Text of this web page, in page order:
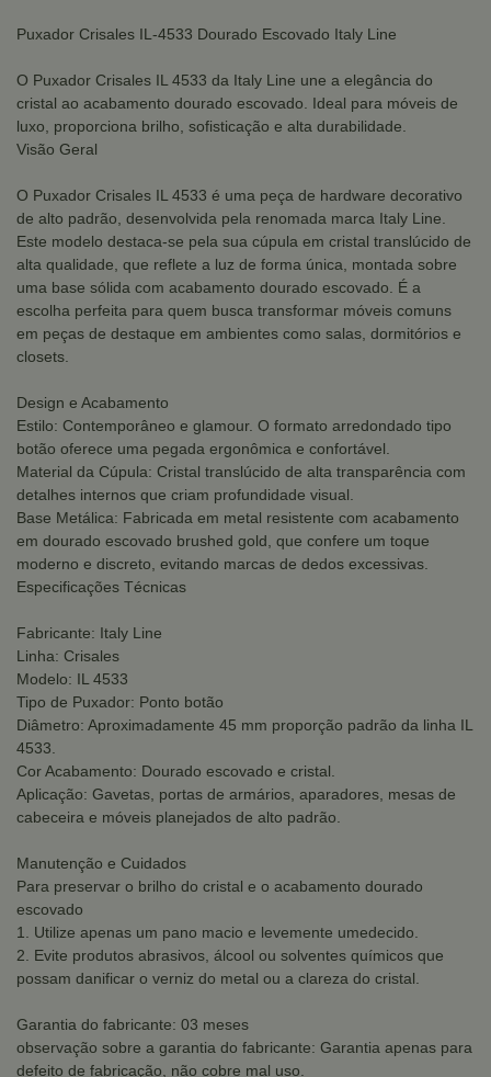
Puxador Crisales IL-4533 Dourado Escovado Italy Line
O Puxador Crisales IL 4533 da Italy Line une a elegância do
cristal ao acabamento dourado escovado. Ideal para móveis de
luxo, proporciona brilho, sofisticação e alta durabilidade.
Visão Geral
O Puxador Crisales IL 4533 é uma peça de hardware decorativo
de alto padrão, desenvolvida pela renomada marca Italy Line.
Este modelo destaca-se pela sua cúpula em cristal translúcido de
alta qualidade, que reflete a luz de forma única, montada sobre
uma base sólida com acabamento dourado escovado. É a
escolha perfeita para quem busca transformar móveis comuns
em peças de destaque em ambientes como salas, dormitórios e
closets.
Design e Acabamento
Estilo: Contemporâneo e glamour. O formato arredondado tipo
botão oferece uma pegada ergonômica e confortável.
Material da Cúpula: Cristal translúcido de alta transparência com
detalhes internos que criam profundidade visual.
Base Metálica: Fabricada em metal resistente com acabamento
em dourado escovado brushed gold, que confere um toque
moderno e discreto, evitando marcas de dedos excessivas.
Especificações Técnicas
Fabricante: Italy Line
Linha: Crisales
Modelo: IL 4533
Tipo de Puxador: Ponto botão
Diâmetro: Aproximadamente 45 mm proporção padrão da linha IL
4533.
Cor Acabamento: Dourado escovado e cristal.
Aplicação: Gavetas, portas de armários, aparadores, mesas de
cabeceira e móveis planejados de alto padrão.
Manutenção e Cuidados
Para preservar o brilho do cristal e o acabamento dourado
escovado
1. Utilize apenas um pano macio e levemente umedecido.
2. Evite produtos abrasivos, álcool ou solventes químicos que
possam danificar o verniz do metal ou a clareza do cristal.
Garantia do fabricante: 03 meses
observação sobre a garantia do fabricante: Garantia apenas para
defeito de fabricação, não cobre mal uso.